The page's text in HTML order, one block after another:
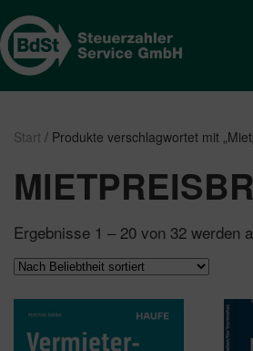
Start / Produkte verschlagwortet mit
Ergebnisse 1 – 20 von 32 werden